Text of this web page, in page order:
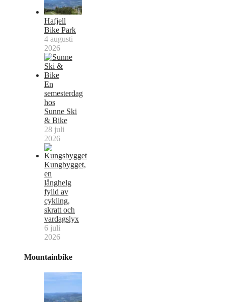
Hafjell
Bike Park
4 augusti
2026
En
semesterdag
hos
Sunne Ski
& Bike
28 juli
2026
Kungbygget,
en
långhelg
fylld av
cykling,
skratt och
vardagslyx
6 juli
2026
Mountainbike